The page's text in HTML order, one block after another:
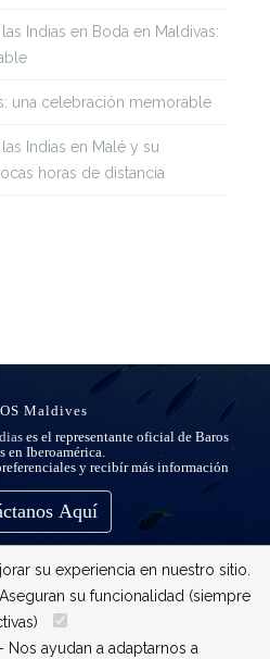
Indias en Boda en Maldivas:
una celebración memorable
Indias en Malé y su
horas de distancia
Maldives
es el representante oficial de Baros
en Iberoamérica.
y recibír más información
Aquí
su experiencia en nuestro sitio.
su funcionalidad (siempre
- Nos ayudan a adaptarnos a